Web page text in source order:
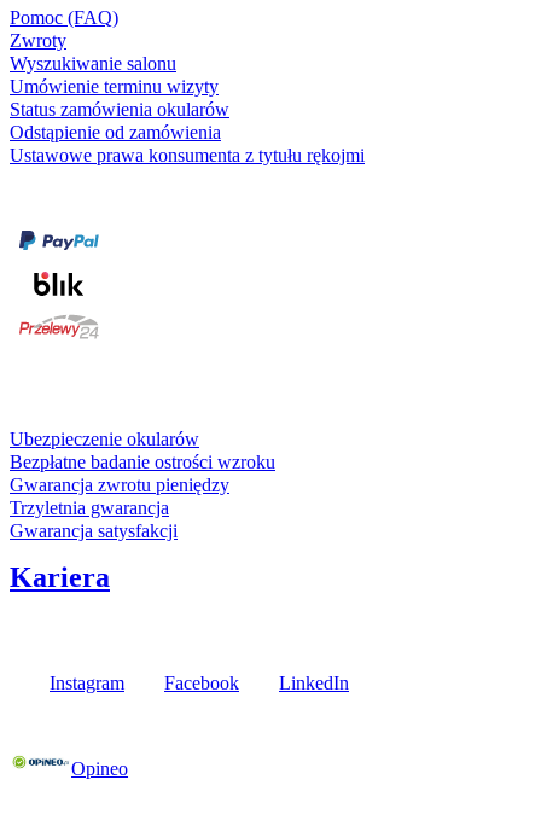
Pomoc (FAQ)
Zwroty
Wyszukiwanie salonu
Umówienie terminu wizyty
Status zamówienia okularów
Odstąpienie od zamówienia
Ustawowe prawa konsumenta z tytułu rękojmi
Ubezpieczenie okularów
Bezpłatne badanie ostrości wzroku
Gwarancja zwrotu pieniędzy
Trzyletnia gwarancja
Gwarancja satysfakcji
Kariera
Instagram Facebook LinkedIn
Opineo